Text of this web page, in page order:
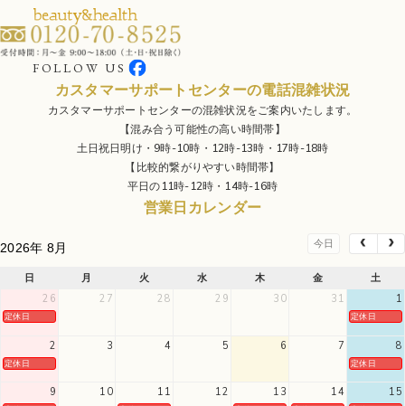
FOLLOW US
カスタマーサポートセンターの電話混雑状況
カスタマーサポートセンターの混雑状況をご案内いたします。
【混み合う可能性の高い時間帯】
土日祝日明け・9時-10時・12時-13時・17時-18時
【比較的繋がりやすい時間帯】
平日の11時-12時・14時-16時
営業日カレンダー
2026年 8月 今日
日 月 火 水 木 金
土
26
27 28 29 30 31 1
定休日 定休日
2 3 4 5 6 7 8
定休日 定休日
9 10 11 12 13 14 15